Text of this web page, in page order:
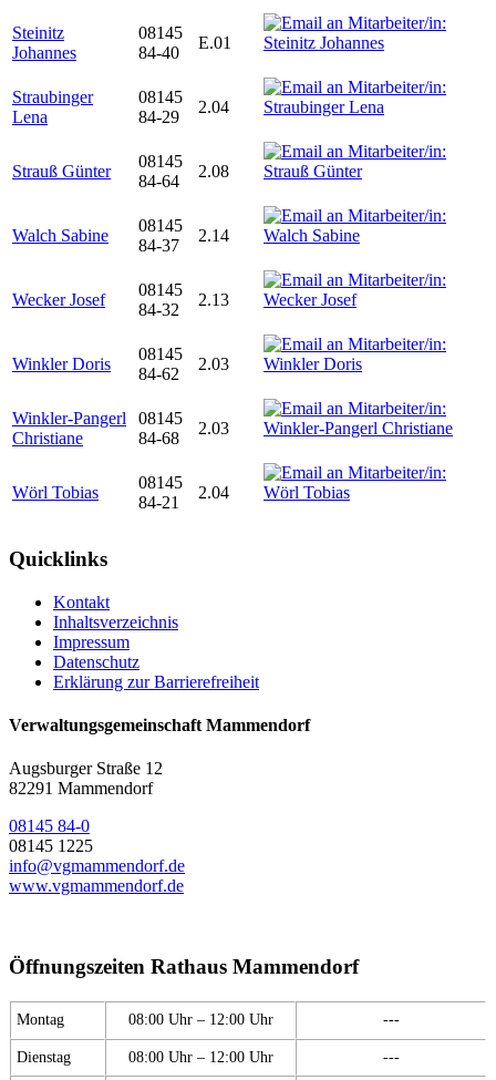
Steinitz
Johannes
08145
84-40
E.01
Straubinger
Lena
08145
84-29
2.04
Strauß Günter
08145
84-64
2.08
Walch Sabine
08145
84-37
2.14
Wecker Josef
08145
84-32
2.13
Winkler Doris
08145
84-62
2.03
Winkler-Pangerl
Christiane
08145
84-68
2.03
Wörl Tobias
08145
84-21
2.04
Quicklinks
Kontakt
Inhaltsverzeichnis
Impressum
Datenschutz
Erklärung zur Barrierefreiheit
Verwaltungsgemeinschaft Mammendorf
Augsburger Straße 12
82291 Mammendorf
08145 84-0
08145 1225
info@vgmammendorf.de
www.vgmammendorf.de
Öffnungszeiten Rathaus Mammendorf
Montag 08:00 Uhr – 12:00 Uhr ---
Dienstag 08:00 Uhr – 12:00 Uhr ---